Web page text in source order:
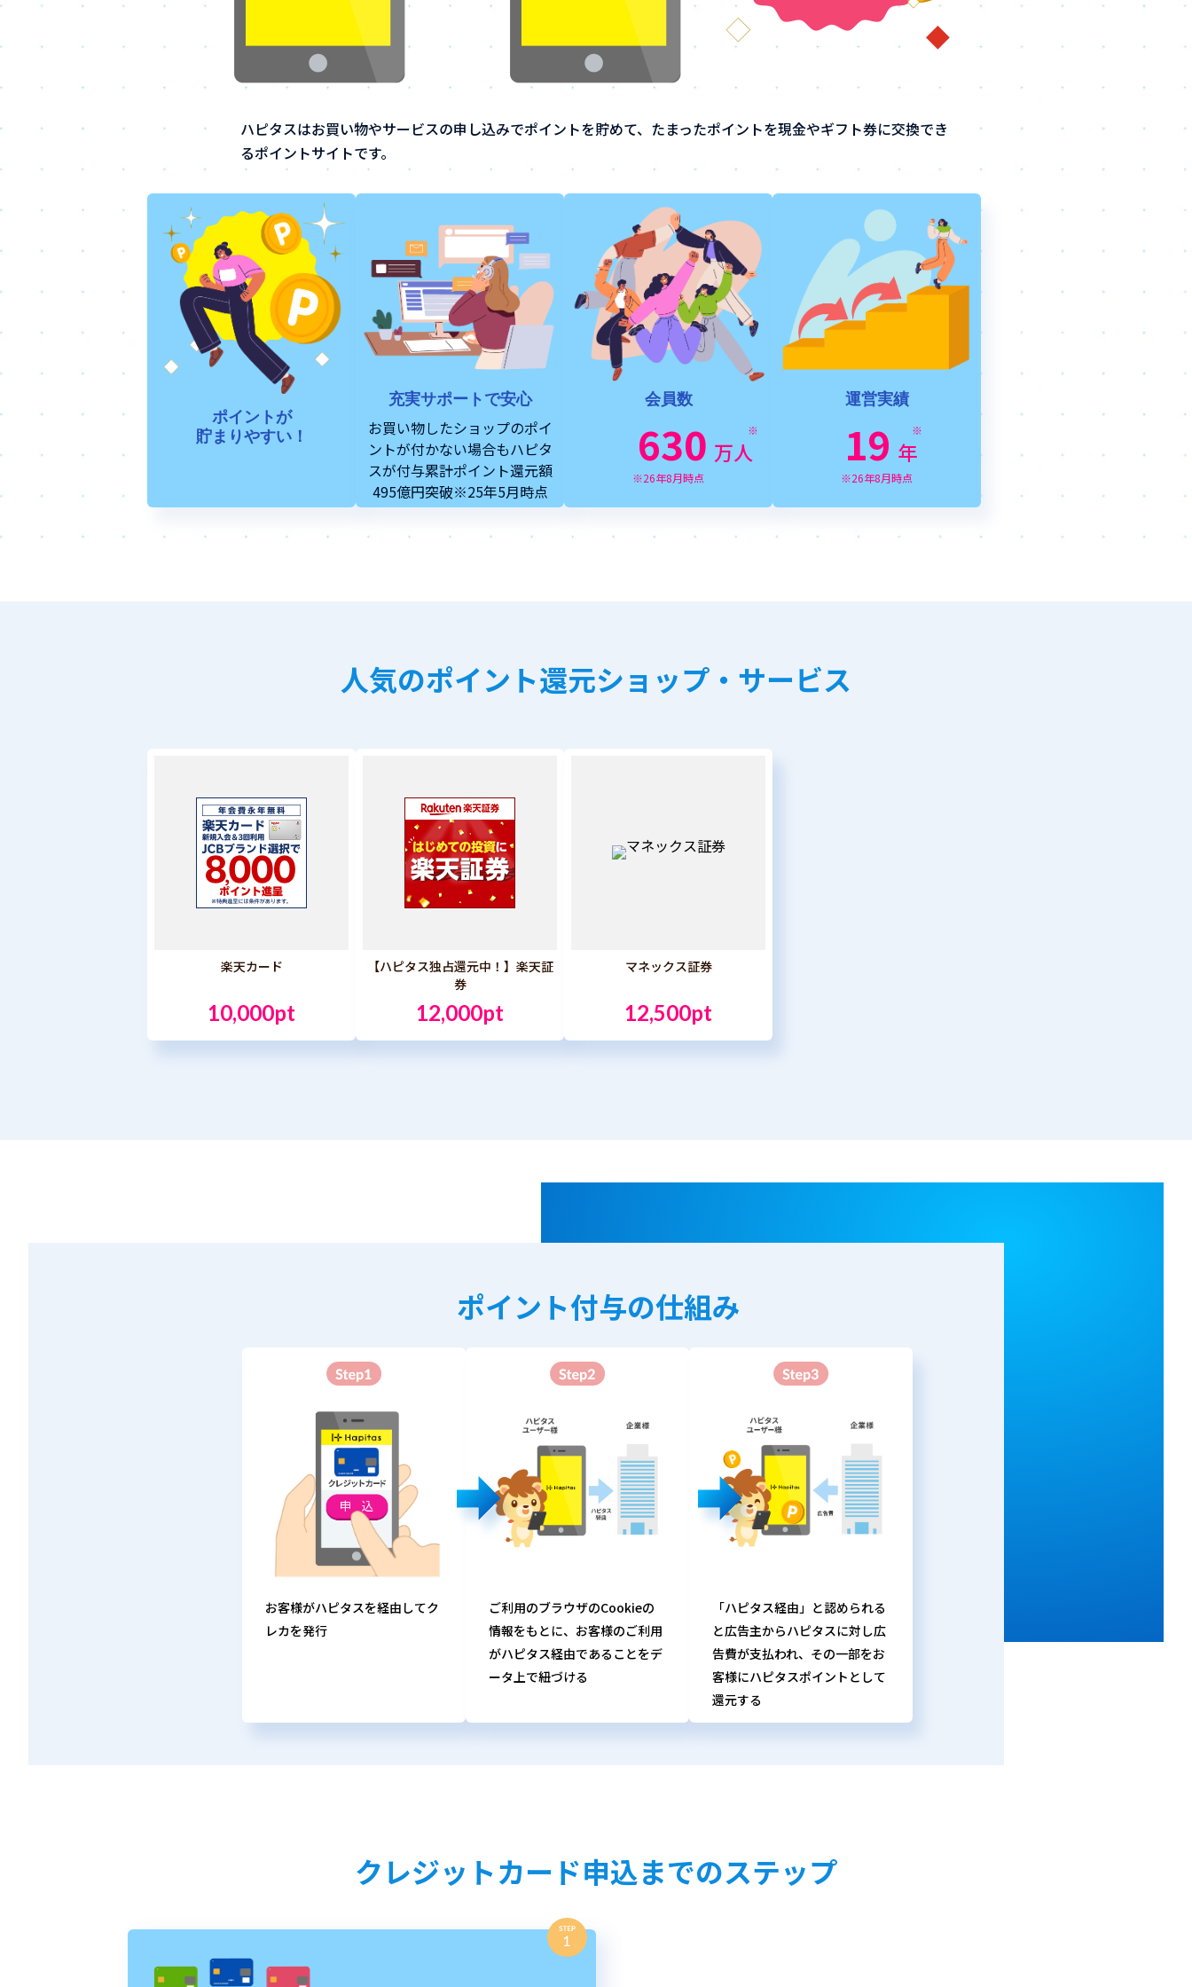
ハピタスはお買い物やサービスの申し込みでポイントを貯めて、たまったポイントを現金やギフト券に交換でき
るポイントサイトです。
ポイントが
貯まりやすい！
充実サポートで安心
お買い物したショップのポイ
ントが付かない場合もハピタ
スが付与累計ポイント還元額
495億円突破※25年5月時点
会員数
630 万人
※
※26年8月時点
運営実績
19 年
※
※26年8月時点
人気のポイント還元ショップ・サービス
楽天カード
10,000pt
【ハピタス独占還元中！】楽天証
券
12,000pt
マネックス証券
12,500pt
ポイント付与の仕組み
お客様がハピタスを経由してク
レカを発行
ご利用のブラウザのCookieの
情報をもとに、お客様のご利用
がハピタス経由であることをデ
ータ上で紐づける
「ハピタス経由」と認められる
と広告主からハピタスに対し広
告費が支払われ、その一部をお
客様にハピタスポイントとして
還元する
クレジットカード申込までのステップ